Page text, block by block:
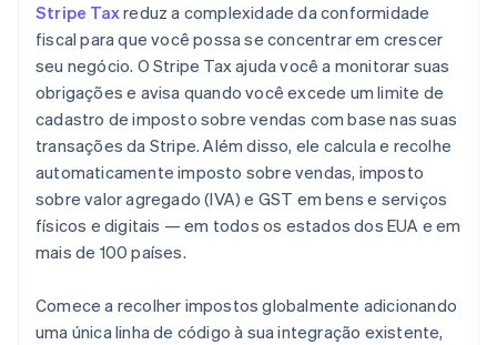
Stripe Taxreduz a complexidade da conformidade
fiscal para que você possa se concentrar em crescer
seu negócio. O Stripe Tax ajuda você a monitorar suas
obrigações e avisa quando você excede um limite de
cadastro de imposto sobre vendas com base nas suas
transações da Stripe. Além disso, ele calcula e recolhe
automaticamente imposto sobre vendas, imposto
sobre valor agregado (IVA) e GST em bens e serviços
físicos e digitais — em todos os estados dos EUA e em
mais de 100 países.
Comece a recolher impostos globalmente adicionando
uma única linha de código à sua integração existente,